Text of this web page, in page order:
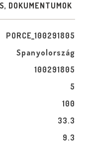
DOKUMENTUMOK
PORCE_100291805
Spanyolország
100291805
5
100
33.3
9.3